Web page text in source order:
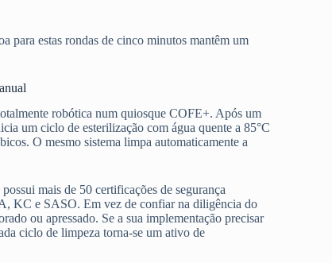
para estas rondas de cinco minutos mantêm um
robótica num quiosque COFE+. Após um
um ciclo de esterilização com água quente a 85°C
O mesmo sistema limpa automaticamente a
mais de 50 certificações de segurança
KC e SASO. Em vez de confiar na diligência do
ou apressado. Se a sua implementação precisar
ciclo de limpeza torna-se um ativo de